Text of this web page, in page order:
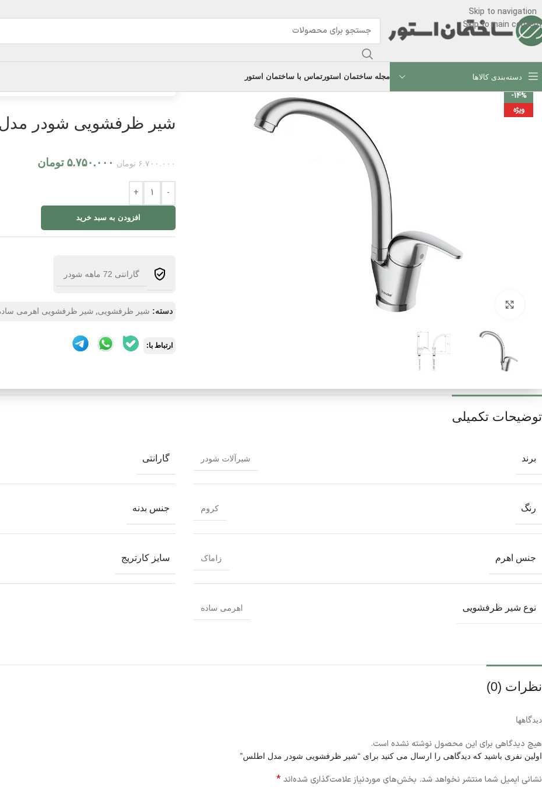
Skip to navigation
Skip to main content
دسته‌بندی کالاها مجله ساختمان استور تماس با ساختمان استور
-14%
ویژه
برای بزرگنمایی کلیک کنید
شیر ظرفشویی شودر
۶.۷۰۰.۰۰۰ تومان ۵.۷۵۰.۰۰۰ تومان
-
+
افزودن به سبد خرید
گارانتی 72 ماهه شودر
دسته: شیر ظرفشویی, شیر ظرفشویی اهرمی
ارتباط با:
توضیحات تکمیلی
برند شیرآلات شودر گارانتی
رنگ کروم جنس بدنه
جنس اهرم زاماک سایز کارتریج
نوع شیر ظرفشویی اهرمی ساده
نظرات (0)
دیدگاهها
هیچ دیدگاهی برای این محصول نوشته نشده است.
اولین نفری باشید که دیدگاهی را ارسال می کنید برای “شیر ظرفشویی شودر مدل اطلس”
نشانی ایمیل شما منتشر نخواهد شد. بخش‌های موردنیاز علامت‌گذاری شده‌اند*